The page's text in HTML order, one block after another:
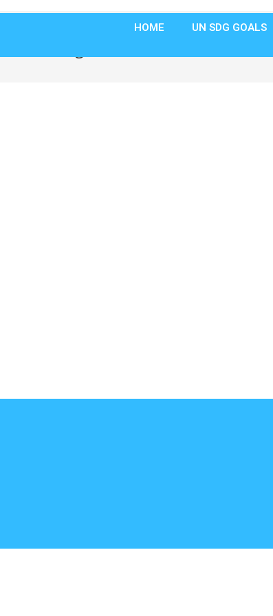
HOME UN SDG GOALS